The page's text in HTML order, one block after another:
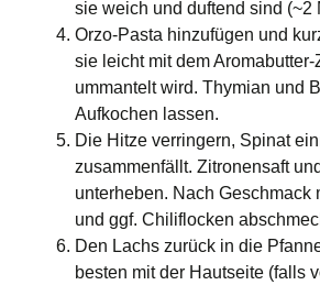
sie weich und duftend sind (~2
Orzo-Pasta hinzufügen und
sie leicht mit dem
ummantelt wird. Thymian und
Aufkochen lassen.
Die Hitze verringern, Spinat
zusammenfällt. Zitronensaft
unterheben. Nach Geschmack
und ggf. Chiliflocken
Den Lachs zurück in die
besten mit der Hautseite (falls